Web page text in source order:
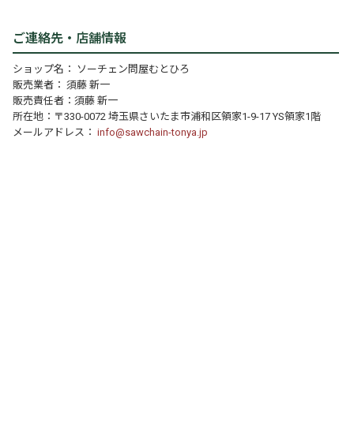
ご連絡先・店舗情報
ショップ名： ソーチェン問屋むとひろ
販売業者： 須藤 新一
販売責任者：須藤 新一
所在地：〒330-0072 埼玉県さいたま市浦和区領家1-9-17 YS領家1階
メールアドレス：info@sawchain-tonya.jp